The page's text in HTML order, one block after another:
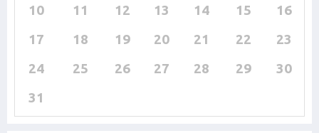
10
11 12 13 14 15
16
17
18 19 20 21 22
23
24
25 26 27 28 29
30
31